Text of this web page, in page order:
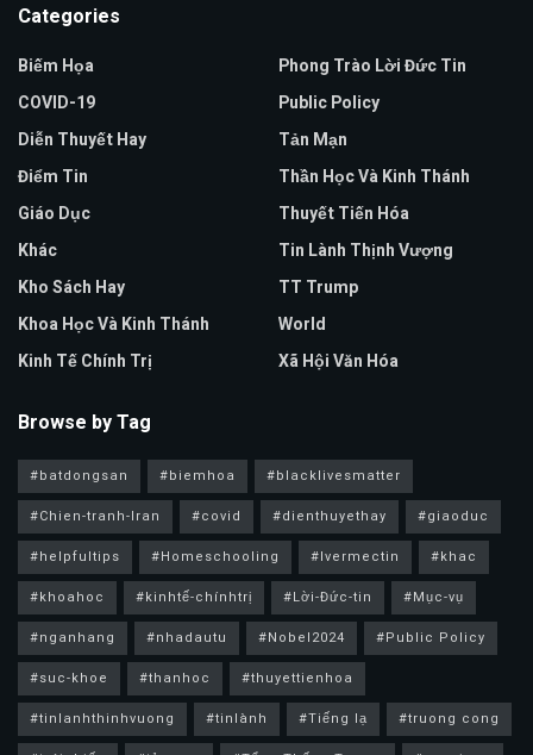
Categories
Biếm Họa
COVID-19
Diễn Thuyết Hay
Điểm Tin
Giáo Dục
Khác
Kho Sách Hay
Khoa Học Và Kinh Thánh
Kinh Tế Chính Trị
Phong Trào Lời Đức Tin
Public Policy
Tản Mạn
Thần Học Và Kinh Thánh
Thuyết Tiến Hóa
Tin Lành Thịnh Vượng
TT Trump
World
Xã Hội Văn Hóa
Browse by Tag
#batdongsan #biemhoa
#blacklivesmatter
#Chien-tranh-Iran
#covid #dienthuyethay
#giaoduc
#helpfultips
#Homeschooling #Ivermectin
#khac
#khoahoc
#kinhtế-chínhtrị #Lời-Đức-tin
#Mục-vụ
#nganhang
#nhadautu #Nobel2024
#Public Policy
#suc-khoe
#thanhoc
#thuyettienhoa
#tinlanhthinhvuong
#tinlành #Tiếng lạ
#truong cong